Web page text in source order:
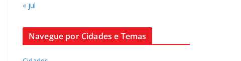
« jul
Navegue por Cidades e Temas